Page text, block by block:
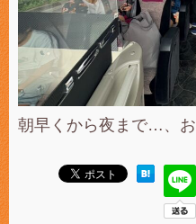
朝早くから夜まで…、